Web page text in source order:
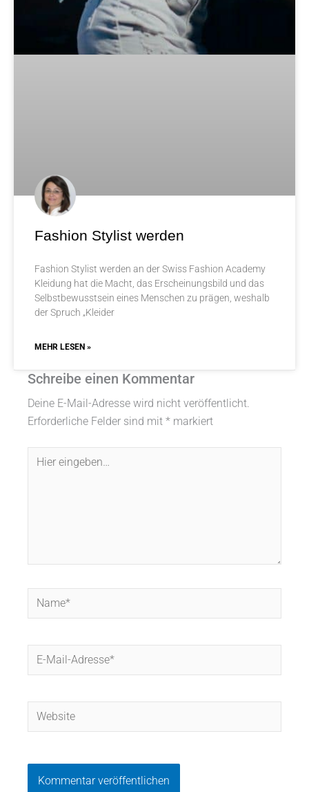
Fashion Stylist werden
Fashion Stylist werden an der Swiss Fashion Academy
Kleidung hat die Macht, das Erscheinungsbild und das
Selbstbewusstsein eines Menschen zu prägen, weshalb
der Spruch „Kleider
MEHR LESEN »
Schreibe einen Kommentar
Deine E-Mail-Adresse wird nicht veröffentlicht.
Erforderliche Felder sind mit * markiert
Hier
Name*
Website